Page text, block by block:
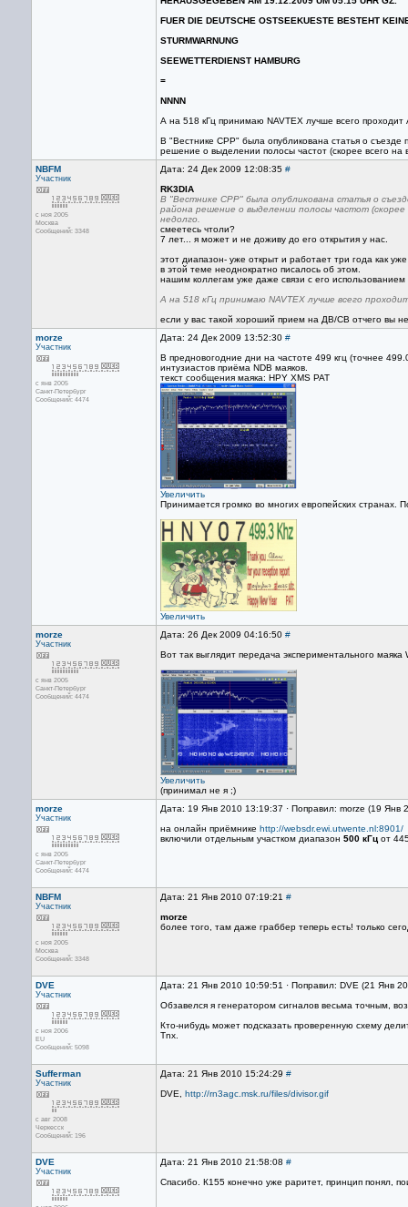
FUER DIE DEUTSCHE OSTSEEKUESTE BESTEHT
STURMWARNUNG
SEEWETTERDIENST HAMBURG
=
NNNN
А на 518 кГц принимаю NAVTEX лучше всего
В "Вестнике СРР" была опубликована статья о
решение о выделении полосы частот (скорее всего на
NBFM
Участник
с ноя 2005
Москва
Сообщений: 3348
Дата: 24 Дек 2009 12:08:35 #
RK3DIA
В "Вестнике СРР" была опубликована статья о
района решение о выделении полосы частот (скорее
недолго.
смеетесь чтоли?
7 лет... я может и не доживу до его открытия у нас.
этот диапазон- уже открыт и работает три года как
в этой теме неоднократно писалось об этом.
нашим коллегам уже даже связи с его
А на 518 кГц принимаю NAVTEX лучше всего
если у вас такой хороший прием на ДВ/СВ отчего вы
morze
Участник
с янв 2005
Санкт-Петербург
Сообщений: 4474
Дата: 24 Дек 2009 13:52:30 #
В предновогодние дни на частоте 499 кгц (точнее
интузиастов приёма NDB маяков.
текст сообщения маяка: HPY XMS PAT
Увеличить
Принимается громко во многих европейских странах.
Увеличить
morze
Участник
с янв 2005
Санкт-Петербург
Сообщений: 4474
Дата: 26 Дек 2009 04:16:50 #
Вот так выглядит передача экспериментального
Увеличить
(принимал не я ;)
morze
Участник
с янв 2005
Санкт-Петербург
Сообщений: 4474
Дата: 19 Янв 2010 13:19:37 · Поправил: morze (19 Янв
на онлайн приёмнике http://websdr.ewi.utwente.nl:8901/
включили отдельным участком диапазон 500 кГц от
NBFM
Участник
с ноя 2005
Москва
Сообщений: 3348
Дата: 21 Янв 2010 07:19:21 #
morze
более того, там даже граббер теперь есть! только
DVE
Участник
с ноя 2006
EU
Сообщений: 5098
Дата: 21 Янв 2010 10:59:51 · Поправил: DVE (21 Янв
Обзавелся я генератором сигналов весьма точным,
Кто-нибудь может подсказать проверенную схему
Tnx.
Sufferman
Участник
с авг 2008
Черкесск
Сообщений: 196
Дата: 21 Янв 2010 15:24:29 #
DVE, http://rn3agc.msk.ru/files/divisor.gif
DVE
Участник
Дата: 21 Янв 2010 21:58:08 #
Спасибо. К155 конечно уже раритет, принцип понял,